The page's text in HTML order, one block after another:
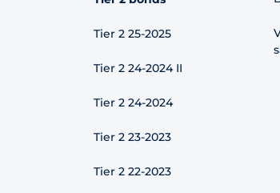
Tier 2 25-2025
Tier 2 24-2024 II
Tier 2 24-2024
Tier 2 23-2023
Tier 2 22-2023